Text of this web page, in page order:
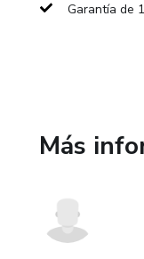
Garantía de
Más